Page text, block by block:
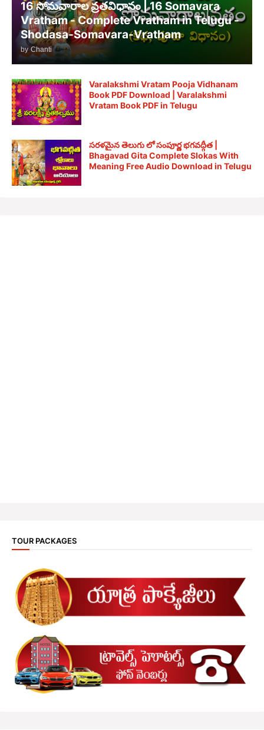
16 సోమవారాల వ్రతవిధానం | 16 Somavara
Vratham - Complete Vratham in Telugu -
Shodasa-Somavara-Vratham
by Chanti
Varalakshmi Vratam Pooja Vidhanam
Book PDF Download | Varalakshmi
Vratam Book PDF in Telugu
సరళమైన తెలుగు లో సంపూర్ణ భగవద్గీత |
Bhagavad Gita Complete Slokas With
Meaning Free Audio Download in Telugu
TOUR PACKAGES